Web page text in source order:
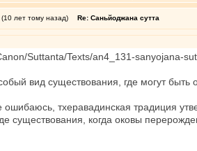
лет тому назад) Re: Саньйоджана сутта
Suttanta/Texts/an4_131-sanyojana-
вид существования, где могут
тхеравадинская традиция
существования, когда оковы